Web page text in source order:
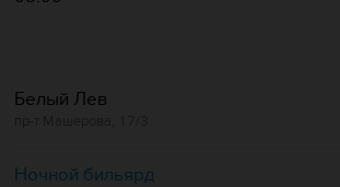
Белый Лев
Ночной бильярд